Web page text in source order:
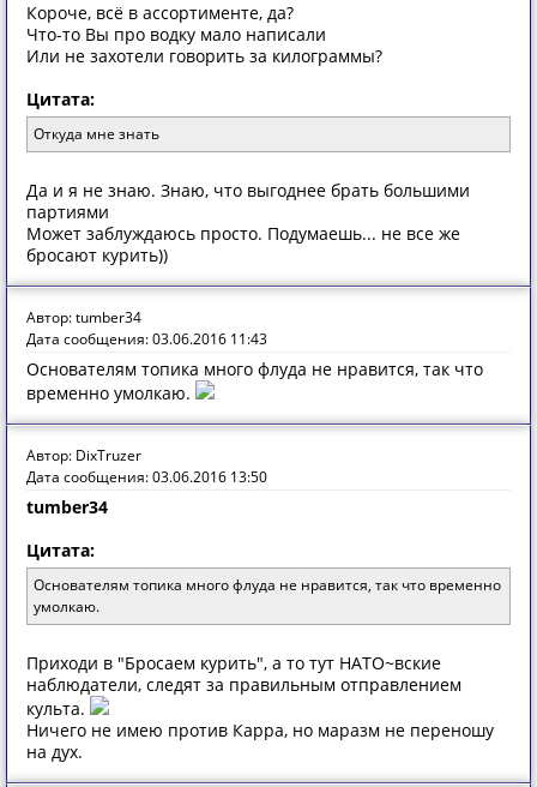
Короче, всё в ассортименте, да?
Что-то Вы про водку мало написали
Или не захотели говорить за килограммы?
Цитата:
Откуда мне знать
Да и я не знаю. Знаю, что выгоднее брать большими
партиями
Может заблуждаюсь просто. Подумаешь... не все же
бросают курить))
Автор: tumber34
Дата сообщения: 03.06.2016 11:43
Основателям топика много флуда не нравится, так что
временно умолкаю.
Автор: DixTruzer
Дата сообщения: 03.06.2016 13:50
tumber34
Цитата:
Основателям топика много флуда не нравится, так что временно
умолкаю.
Приходи в "Бросаем курить", а то тут НАТО~вские
наблюдатели, следят за правильным отправлением
культа.
Ничего не имею против Карра, но маразм не переношу
на дух.